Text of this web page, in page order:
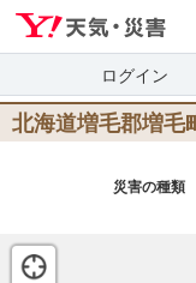
ログイン
北海道増毛郡増毛町
災害の種類